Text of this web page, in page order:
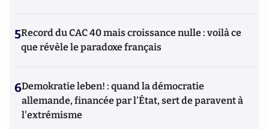
5Record du CAC 40 mais croissance nulle : voilà ce
que révèle le paradoxe français
6Demokratie leben! : quand la démocratie
allemande, financée par l'État, sert de paravent à
l'extrémisme